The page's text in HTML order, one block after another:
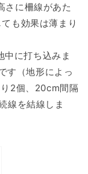
さに柵線があた
も効果は薄まり
に打ち込みま
す（地形によっ
2個、20cm間隔
線を結線しま